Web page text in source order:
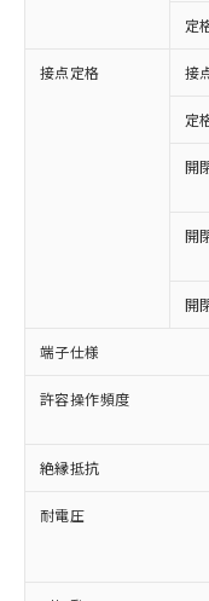
定
接点定格 接
定
開
開
開
端子仕様
許容操作頻度
絶縁抵抗
耐電圧
ご利用
以下の条件
ご利用くだ
本サー
商品の
(税抜)
当社制
本サー
ことを
在庫状
記載し
タに基
覧され
準価格
対応済み
非含有に対応
対応予定：
有に対応し
対応予定な
非含有に非
定はありま
調査・確認
非含有の対
非該当品：ラ
害物質有無
仕入先様の事
いたものが
むを得ず変
鉛(Pb)
六価クロム
類(PBB)
(PBDE)
※1 中国
「○」：最大
基準値以下で
「×」：最大
基準値を超
「－」：未
い合わせくだ
*中国RoHS10物
Pb(鉛)
Cr(Ⅵ)(六価クロ
当社は
為替お
（以下
国政府
可)を